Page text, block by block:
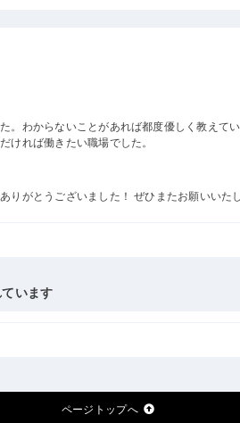
。わからないことがあれば都度優しく教えて
ければ働きたい職場でした。
りがとうございました！ ぜひまたお願いいた
います
ページトップへ